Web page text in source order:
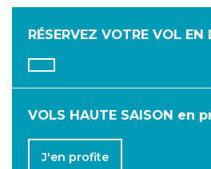
RÉSERVEZ VOTRE VOL EN
VOLS HAUTE SAISON en
J'en profite
AVRIL MAI
JUILLET AOÛT
OCTOBRE